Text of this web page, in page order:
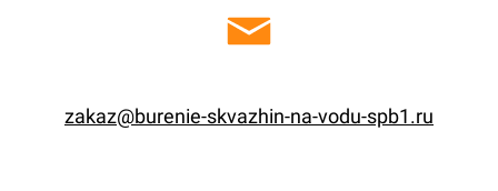
zakaz@burenie-skvazhin-na-vodu-spb1.ru